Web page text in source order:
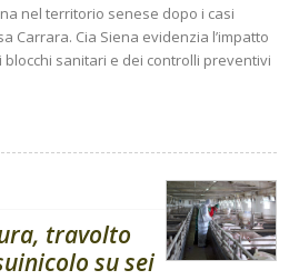
nel territorio senese dopo i casi
Carrara. Cia Siena evidenzia l’impatto
sanitari e dei controlli preventivi
travolto
su sei